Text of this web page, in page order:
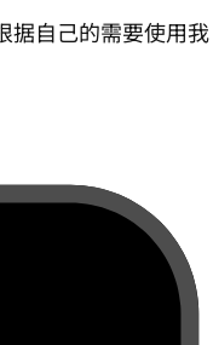
据自己的需要使用我